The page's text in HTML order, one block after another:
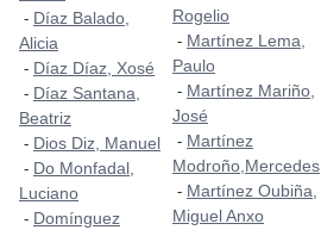
- Díaz Balado,
Alicia
- Díaz Díaz, Xosé
- Díaz Santana,
Beatriz
- Dios Diz, Manuel
- Do Monfadal,
Luciano
- Domínguez
Rogelio
- Martínez Lema,
Paulo
- Martínez Mariño,
José
- Martínez
Modroño,Mercedes
- Martínez Oubiña,
Miguel Anxo